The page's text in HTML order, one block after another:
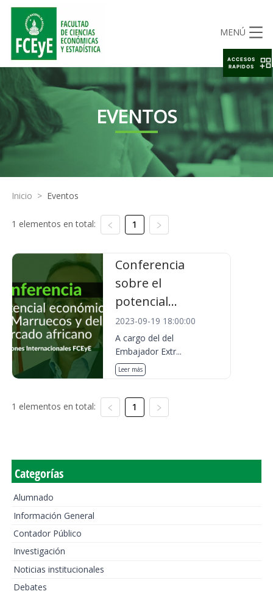
MENÚ
EVENTOS
Inicio > Eventos
1 elementos en total: 1
Conferencia
sobre el
potencial...
2023-09-19 18:00:00
A cargo del del
Embajador Extr...
Leer más
1 elementos en total: 1
Categorías
Alumnado
Información General
Contador Público
Investigación
Noticias institucionales
Debates
ACCESOS
RAPIDOS